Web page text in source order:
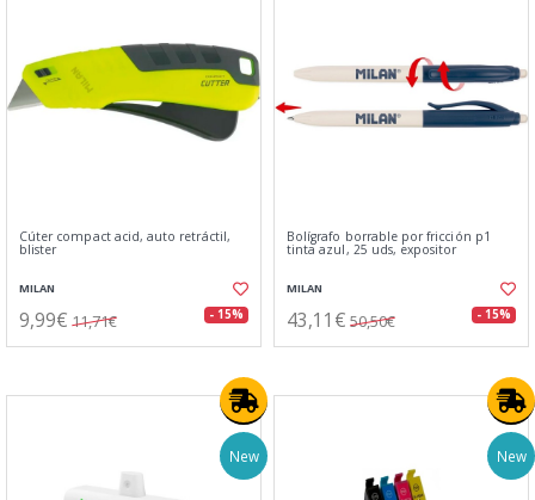
Cúter compact acid, auto retráctil,
blister
MILAN
9,99€ 11,71€ - 15%
Bolígrafo borrable por fricción p1
tinta azul, 25 uds, expositor
MILAN
43,11€ 50,50€ - 15%
New New